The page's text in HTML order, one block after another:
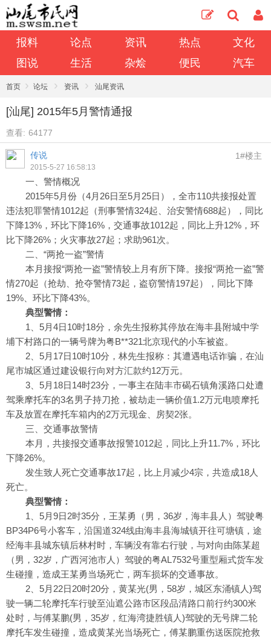
报料 论点 资讯 热点
文化
图说
生活 杂烩 便民 汽车
首页 › 论坛 › 资讯 › 汕尾资讯
[汕尾] 2015年5月警情通报
查看: 64177
传说
2015-5-27 16:58:13
1#楼主
一、警情概况
2015年5月份（4月26日至5月25日），全市110共接报处置
违法犯罪警情1012起（刑事警情324起、治安警情688起），同比
下降13%，环比下降16%，交通事故1012起，同比上升12%，环
比下降26%；火灾事故27起；求助961次。
二、“两抢一盗”警情
本月接报“两抢一盗”警情较上月有所下降。接报“两抢一盗”警
情270起（抢劫、抢夺警情73起，盗窃警情197起），同比下降
19%、环比下降43%。
典型警情：
1、5月4日10时18分，余先生报称其停放在海丰县附城中学
埔下村路口的一辆号牌为粤B**321北京现代的小车被盗。
2、5月17日10时10分，林先生报称：其遭遇电话诈骗，在汕
尾市城区通过建设银行向对方汇款约12万元。
3、5月18日14时23分，一事主在陆丰市碣石镇角溪路口处遭
驾乘摩托车的3名男子持刀抢，被劫走一辆价值1.2万元电喷摩托
车及放置在摩托车箱内的2万元现金、房契2张。
三、交通事故警情
本月，共接报交通事故报警1012起，同比上升11.7%，环比
下降26%。
发生致人死亡交通事故17起，比上月减少4宗，共造成18人
死亡。
典型警情：
1、5月9日2时35分，王某勇（男，36岁，海丰县人）驾驶粤
BP34P6号小客车，沿国道324线由海丰县海城镇开往可塘镇，途
经海丰县城东镇后林村时，车辆没有靠右行驶，与对向由陈某超
（男，32岁，广西河池市人）驾驶的粤AL7532号重型厢式货车发
生碰撞，造成王某勇当场死亡，两车损坏的交通事故。
2、5月22日20时20分，黄某光(男，58岁，城区东涌镇人)驾
驶一辆二轮摩托车行驶至汕遮公路市区段品清路口前行约300米
处时，与傅某鹏(男，35岁，红海湾捷胜镇人)驾驶的无号牌二轮
摩托车发生碰撞，造成黄某光当场死亡，傅某鹏重伤送医院抢救